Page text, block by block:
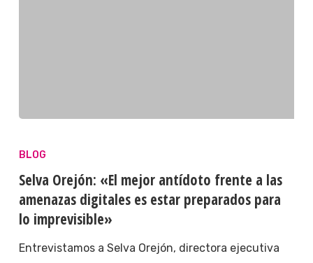
BLOG
Selva Orejón: «El mejor antídoto frente a las
amenazas digitales es estar preparados para
lo imprevisible»
Entrevistamos a Selva Orejón, directora ejecutiva